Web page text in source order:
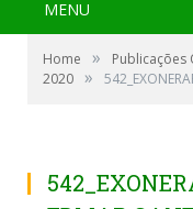
MENU
Home » Publicações
2020 »